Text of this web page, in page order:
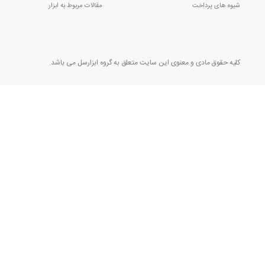
شیوه های پرداخت
مقالات مربوط به ابزار
کلیه حقوق مادی و معنوی این سایت متعلق به گروه ابزارسل می باشد.